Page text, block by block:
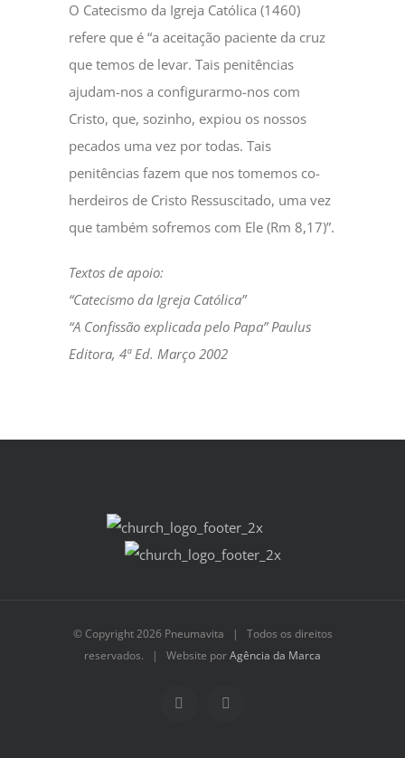
O Catecismo da Igreja Católica (1460)
refere que é “a aceitação paciente da cruz
que temos de levar. Tais penitências
ajudam-nos a configurarmo-nos com
Cristo, que, sozinho, expiou os nossos
pecados uma vez por todas. Tais
penitências fazem que nos tomemos co-
herdeiros de Cristo Ressuscitado, uma vez
que também sofremos com Ele (Rm 8,17)”.
Textos de apoio:
“Catecismo da Igreja Católica”
“A Confissão explicada pelo Papa” Paulus
Editora, 4ª Ed. Março 2002
© Copyright2026 Pneumavita | Todos os direitos
reservados. | Website porAgência da Marca
FacebookYouTube